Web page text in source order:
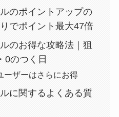
のポイントアップの
でポイント最大47倍
のお得な攻略法｜狙
0のつく日
ーザーはさらにお得
に関するよくある質